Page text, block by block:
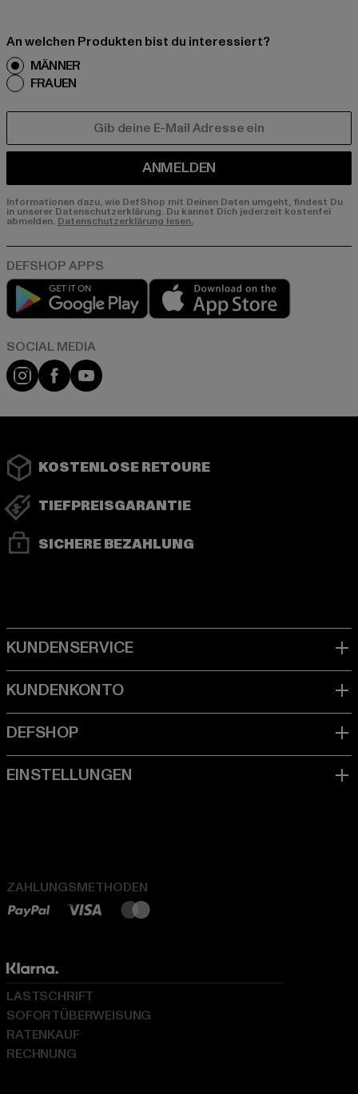
An welchen Produkten bist du interessiert?
MÄNNER
FRAUEN
ANMELDEN
Informationen dazu, wie DefShop mit Deinen Daten umgeht, findest Du
in unserer Datenschutzerklärung. Du kannst Dich jederzeit kostenfei
abmelden. Datenschutzerklärung lesen.
Play market
Instagram
FacebookYouTube
KOSTENLOSE RETOURE
TIEFPREISGARANTIE
SICHERE BEZAHLUNG
ZAHLUNGSMETHODEN
LASTSCHRIFT
SOFORTÜBERWEISUNG
RATENKAUF
RECHNUNG